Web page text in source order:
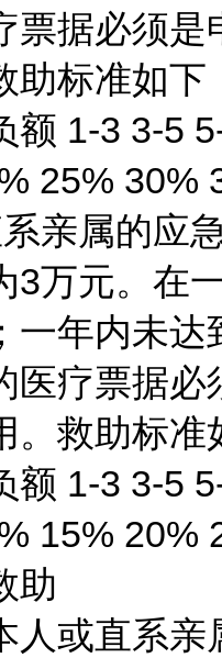
票据必须
助标准如下
额 1-3 3-5
25% 30%
亲属的应
3万元。在
一年内未
医疗票据
。救助标
额 1-3 3-5
15% 20%
助
人或直系